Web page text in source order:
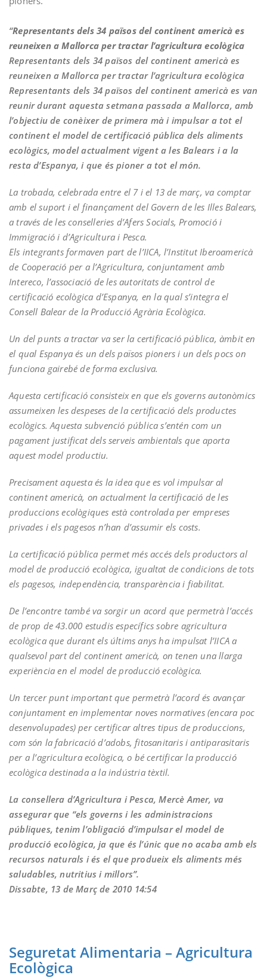
“Representants dels 34 països del continent americà es
reuneixen a Mallorca per tractar l’agricultura ecològica
Representants dels 34 països del continent americà es
reuneixen a Mallorca per tractar l’agricultura ecològica
Representants dels 34 països del continent americà es van
reunir durant aquesta setmana passada a Mallorca, amb
l’objectiu de conèixer de primera mà i impulsar a tot el
continent el model de certificació pública dels aliments
ecològics, model actualment vigent a les Balears i a la
resta d’Espanya, i que és pioner a tot el món.
La trobada, celebrada entre el 7 i el 13 de març, va comptar
amb el suport i el finançament del Govern de les Illes Balears,
a través de les conselleries d’Afers Socials, Promoció i
Immigració i d’Agricultura i Pesca.
Els integrants formaven part de l’IICA, l’Institut Iberoamericà
de Cooperació per a l’Agricultura, conjuntament amb
Intereco, l’associació de les autoritats de control de
certificació ecològica d’Espanya, en la qual s’integra el
Consell Balear de la Producció Agrària Ecològica.
Un del punts a tractar va ser la certificació pública, àmbit en
el qual Espanya és un dels països pioners i un dels pocs on
funciona gairebé de forma exclusiva.
Aquesta certificació consisteix en que els governs autonòmics
assumeixen les despeses de la certificació dels productes
ecològics. Aquesta subvenció pública s’entén com un
pagament justificat dels serveis ambientals que aporta
aquest model productiu.
Precisament aquesta és la idea que es vol impulsar al
continent americà, on actualment la certificació de les
produccions ecològiques està controlada per empreses
privades i els pagesos n’han d’assumir els costs.
La certificació pública permet més accés dels productors al
model de producció ecològica, igualtat de condicions de tots
els pagesos, independència, transparència i fiabilitat.
De l’encontre també va sorgir un acord que permetrà l’accés
de prop de 43.000 estudis específics sobre agricultura
ecològica que durant els últims anys ha impulsat l’IICA a
qualsevol part del continent americà, on tenen una llarga
experiència en el model de producció ecològica.
Un tercer punt important que permetrà l’acord és avançar
conjuntament en implementar noves normatives (encara poc
desenvolupades) per certificar altres tipus de produccions,
com són la fabricació d’adobs, fitosanitaris i antiparasitaris
per a l’agricultura ecològica, o bé certificar la producció
ecològica destinada a la indústria tèxtil.
La consellera d’Agricultura i Pesca, Mercè Amer, va
assegurar que “els governs i les administracions
públiques, tenim l’obligació d’impulsar el model de
producció ecològica, ja que és l’únic que no acaba amb els
recursos naturals i és el que produeix els aliments més
saludables, nutritius i millors”.
Dissabte, 13 de Març de 2010 14:54
Seguretat Alimentaria – Agricultura
Ecològica